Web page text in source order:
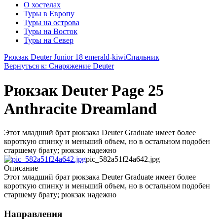
О хостелах
Туры в Европу
Туры на острова
Туры на Восток
Туры на Север
Рюкзак Deuter Junior 18 emerald-kiwiСпальник
Вернуться к: Снаряжение Deuter
Рюкзак Deuter Page 25
Anthracite Dreamland
Этот младший брат рюкзака Deuter Graduate имеет более
короткую спинку и меньший объем, но в остальном подобен
старшему брату; рюкзак надежно
pic_582a51f24a642.jpg
Описание
Этот младший брат рюкзака Deuter Graduate имеет более
короткую спинку и меньший объем, но в остальном подобен
старшему брату; рюкзак надежно
Направления